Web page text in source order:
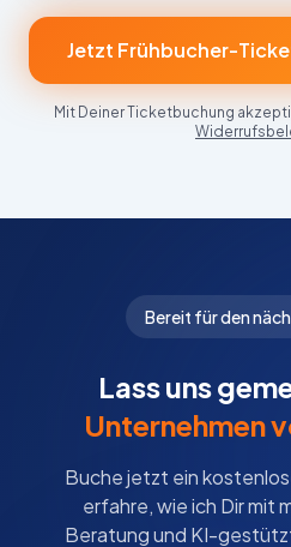
Jetzt Frühbucher-
Mit Deiner Ticketbuchung
Bereit für den
Lass uns
Unternehmen
Buche jetzt ein
erfahre, wie ich Dir mit
Beratung und KI-